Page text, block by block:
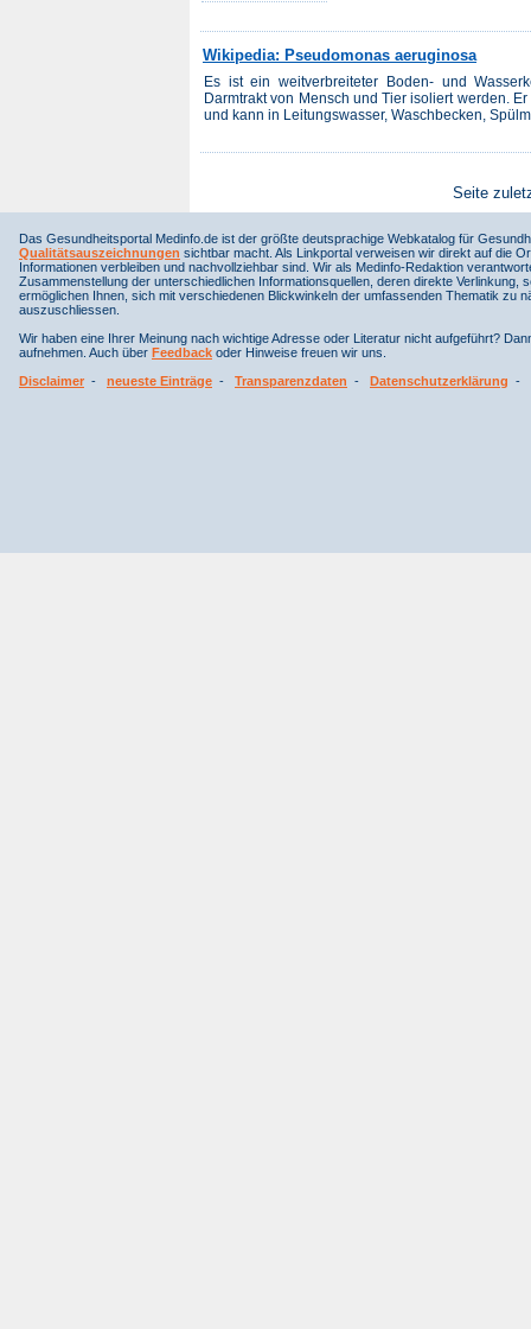
Wikipedia: Pseudomonas aeruginosa
Es ist ein weitverbreiteter Boden- und
Darmtrakt von Mensch und Tier isoliert werden.
und kann in Leitungswasser, Waschbecken,
Seite
Das Gesundheitsportal Medinfo.de ist der größte deutsprachige Webkatalog für
Qualitätsauszeichnungen sichtbar macht. Als Linkportal verweisen wir direkt auf die
Informationen verbleiben und nachvollziehbar sind. Wir als Medinfo-Redaktion
Zusammenstellung der unterschiedlichen Informationsquellen, deren direkte
ermöglichen Ihnen, sich mit verschiedenen Blickwinkeln der umfassenden Thematik
auszuschliessen.
Wir haben eine Ihrer Meinung nach wichtige Adresse oder Literatur nicht aufgeführt?
aufnehmen. Auch über Feedback oder Hinweise freuen wir uns.
Disclaimer - neueste Einträge - Transparenzdaten - Datenschutzerklärung -